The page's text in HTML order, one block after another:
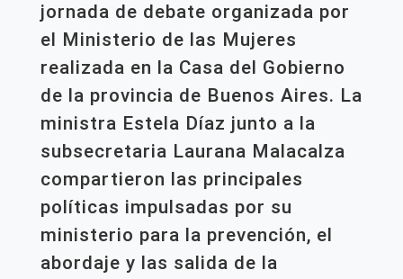
jornada de debate organizada por
el Ministerio de las Mujeres
realizada en la Casa del Gobierno
de la provincia de Buenos Aires. La
ministra Estela Díaz junto a la
subsecretaria Laurana Malacalza
compartieron las principales
políticas impulsadas por su
ministerio para la prevención, el
abordaje y las salida de la